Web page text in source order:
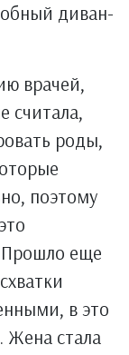
диван-
врачей,
считала,
роды,
поэтому
Прошло еще
в это
Жена стала